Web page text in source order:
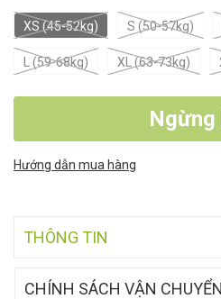
XS (45-52kg) S (50-57kg)
L (59-68kg) XL (63-73kg)
Ngừng
Hướng dẫn mua hàng
THÔNG TIN
CHÍNH SÁCH VẬN CHUYỂN